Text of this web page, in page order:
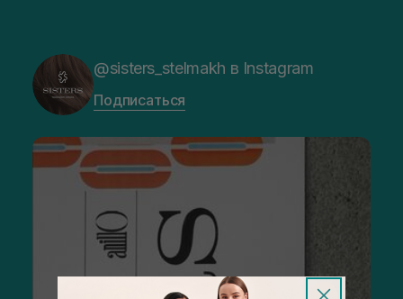
@sisters_stelmakh в Instagram
Подписаться